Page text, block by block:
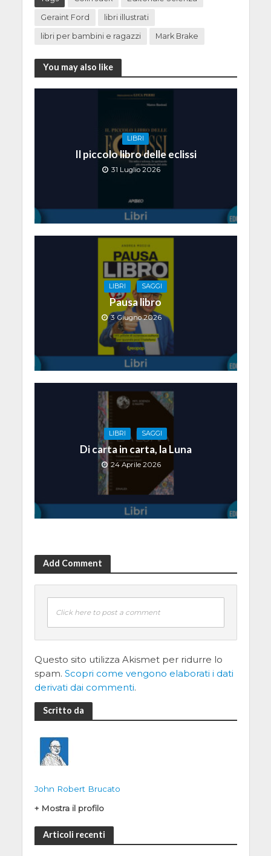
Geraint Ford libri illustrati
libri per bambini e ragazzi Mark Brake
You may also like
LIBRI
Il piccolo libro delle eclissi
31 Luglio 2026
LIBRI SAGGI
Pausa libro
3 Giugno 2026
LIBRI SAGGI
Di carta in carta, la Luna
24 Aprile 2026
Add Comment
Click here to post a comment
Questo sito utilizza Akismet per ridurre lo
spam. Scopri come vengono elaborati i dati
derivati dai commenti.
Scritto da
John Robert Brucato
+ Mostra il profilo
Articoli recenti